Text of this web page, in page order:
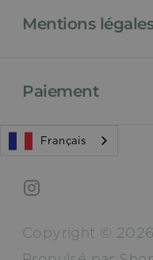
Mentions légales
Paiement
Français
Copyright ©